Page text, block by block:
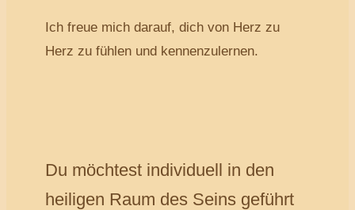
Ich freue mich darauf, dich von Herz zu
Herz zu fühlen und kennenzulernen.
Du möchtest individuell in den
heiligen Raum des Seins geführt